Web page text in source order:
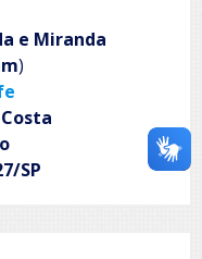
e Miranda
)
SP